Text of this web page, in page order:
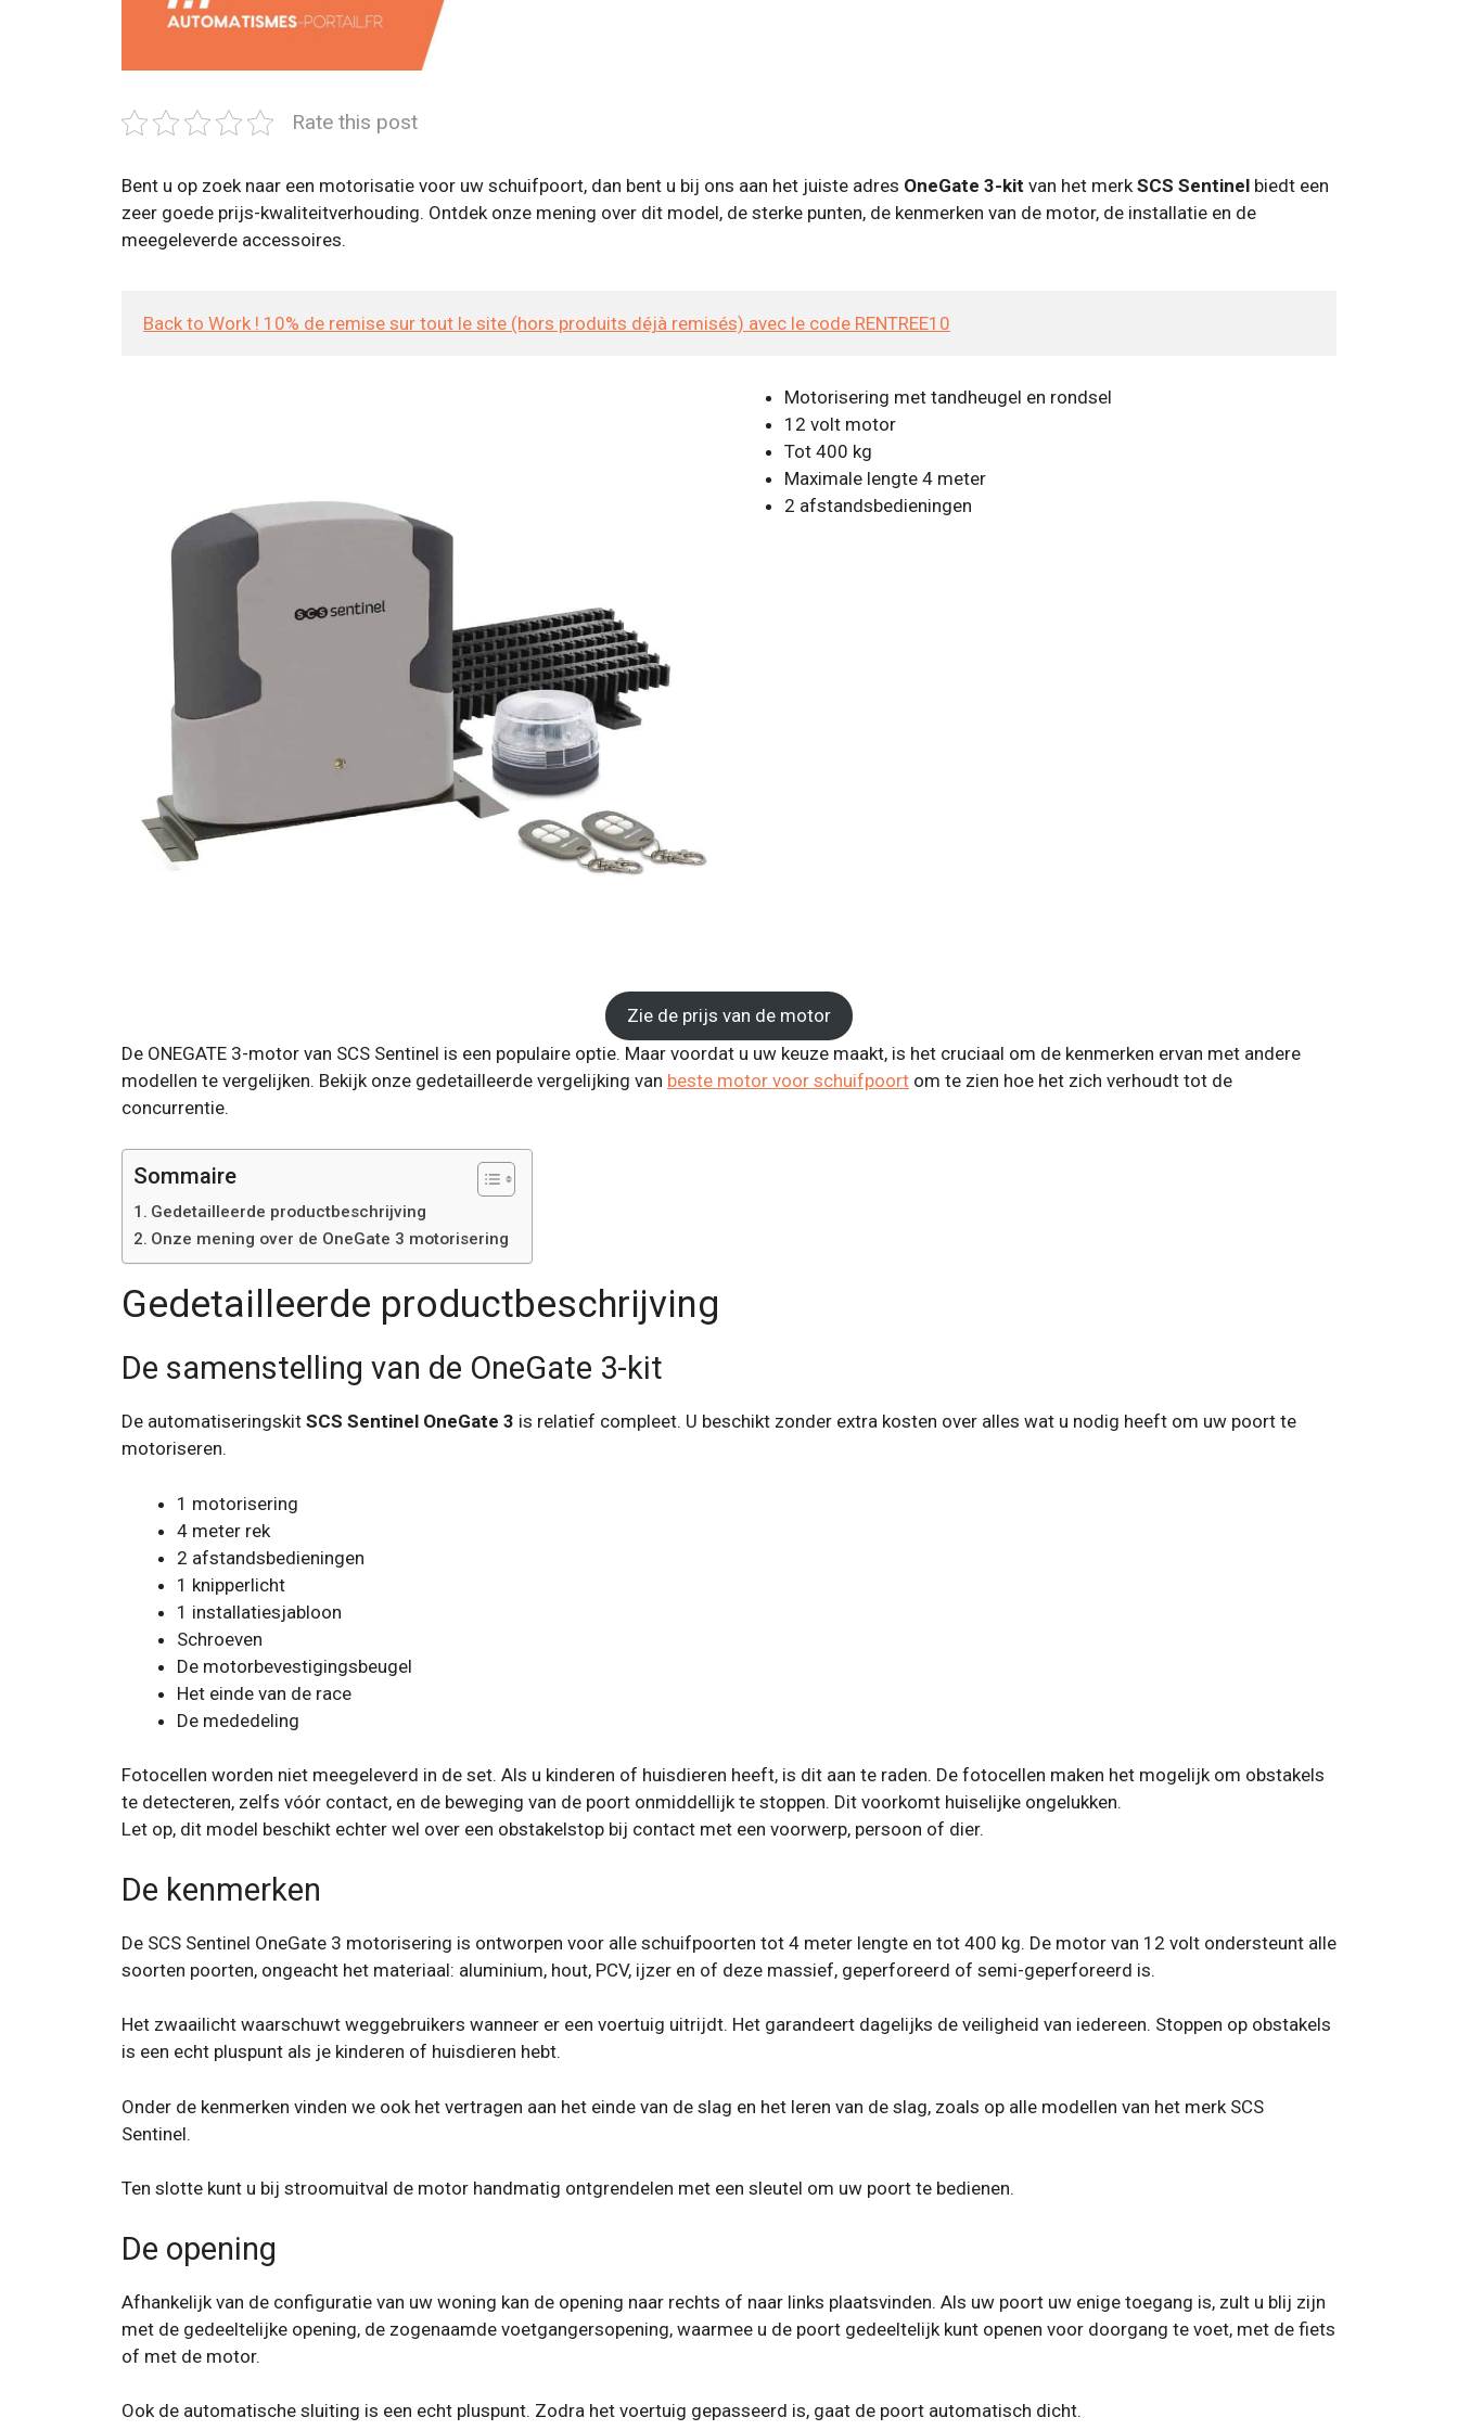
Rate this post
Bent u op zoek naar een motorisatie voor uw schuifpoort, dan bent u bij ons aan het juiste adres OneGate 3-kit van het merk SCS Sentinel biedt een
zeer goede prijs-kwaliteitverhouding. Ontdek onze mening over dit model, de sterke punten, de kenmerken van de motor, de installatie en de
meegeleverde accessoires.
Back to Work ! 10% de remise sur tout le site (hors produits déjà remisés) avec le code RENTREE10
Motorisering met tandheugel en rondsel
12 volt motor
Tot 400 kg
Maximale lengte 4 meter
2 afstandsbedieningen
Zie de prijs van de motor
De ONEGATE 3-motor van SCS Sentinel is een populaire optie. Maar voordat u uw keuze maakt, is het cruciaal om de kenmerken ervan met andere
modellen te vergelijken. Bekijk onze gedetailleerde vergelijking van beste motor voor schuifpoort om te zien hoe het zich verhoudt tot de
concurrentie.
Sommaire
Gedetailleerde productbeschrijving
Onze mening over de OneGate 3 motorisering
Gedetailleerde productbeschrijving
De samenstelling van de OneGate 3-kit
De automatiseringskit SCS Sentinel OneGate 3 is relatief compleet. U beschikt zonder extra kosten over alles wat u nodig heeft om uw poort te
motoriseren.
1 motorisering
4 meter rek
2 afstandsbedieningen
1 knipperlicht
1 installatiesjabloon
Schroeven
De motorbevestigingsbeugel
Het einde van de race
De mededeling
Fotocellen worden niet meegeleverd in de set. Als u kinderen of huisdieren heeft, is dit aan te raden. De fotocellen maken het mogelijk om obstakels
te detecteren, zelfs vóór contact, en de beweging van de poort onmiddellijk te stoppen. Dit voorkomt huiselijke ongelukken.
Let op, dit model beschikt echter wel over een obstakelstop bij contact met een voorwerp, persoon of dier.
De kenmerken
De SCS Sentinel OneGate 3 motorisering is ontworpen voor alle schuifpoorten tot 4 meter lengte en tot 400 kg. De motor van 12 volt ondersteunt alle
soorten poorten, ongeacht het materiaal: aluminium, hout, PCV, ijzer en of deze massief, geperforeerd of semi-geperforeerd is.
Het zwaailicht waarschuwt weggebruikers wanneer er een voertuig uitrijdt. Het garandeert dagelijks de veiligheid van iedereen. Stoppen op obstakels
is een echt pluspunt als je kinderen of huisdieren hebt.
Onder de kenmerken vinden we ook het vertragen aan het einde van de slag en het leren van de slag, zoals op alle modellen van het merk SCS
Sentinel.
Ten slotte kunt u bij stroomuitval de motor handmatig ontgrendelen met een sleutel om uw poort te bedienen.
De opening
Afhankelijk van de configuratie van uw woning kan de opening naar rechts of naar links plaatsvinden. Als uw poort uw enige toegang is, zult u blij zijn
met de gedeeltelijke opening, de zogenaamde voetgangersopening, waarmee u de poort gedeeltelijk kunt openen voor doorgang te voet, met de fiets
of met de motor.
Ook de automatische sluiting is een echt pluspunt. Zodra het voertuig gepasseerd is, gaat de poort automatisch dicht.